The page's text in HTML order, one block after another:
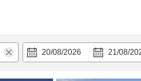
20/08/2026 21/08/
bật Tiện nghi